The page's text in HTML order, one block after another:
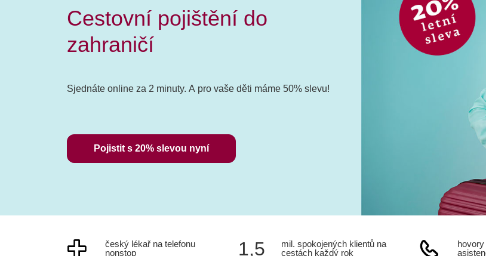
Cestovní pojištění do
zahraničí
Sjednáte online za 2 minuty. A pro vaše děti máme 50% slevu!
Pojistit s 20% slevou nyní
český lékař na telefonu
nonstop
1,5
mil. spokojených klientů na
cestách každý rok